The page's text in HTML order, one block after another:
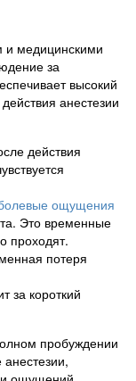
и медицинскими
за
высокий
анестезии
действия
ощущения
Это временные
проходят.
потеря
за короткий
пробуждении